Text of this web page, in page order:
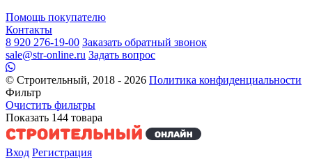
Помощь покупателю
Контакты
8 920 276-19-00 Заказать обратный звонок
sale@str-online.ru Задать вопрос
© Строительный, 2018 - 2026 Политика конфиденциальности
Фильтр
Очистить фильтры
Показать 144 товара
Вход Регистрация